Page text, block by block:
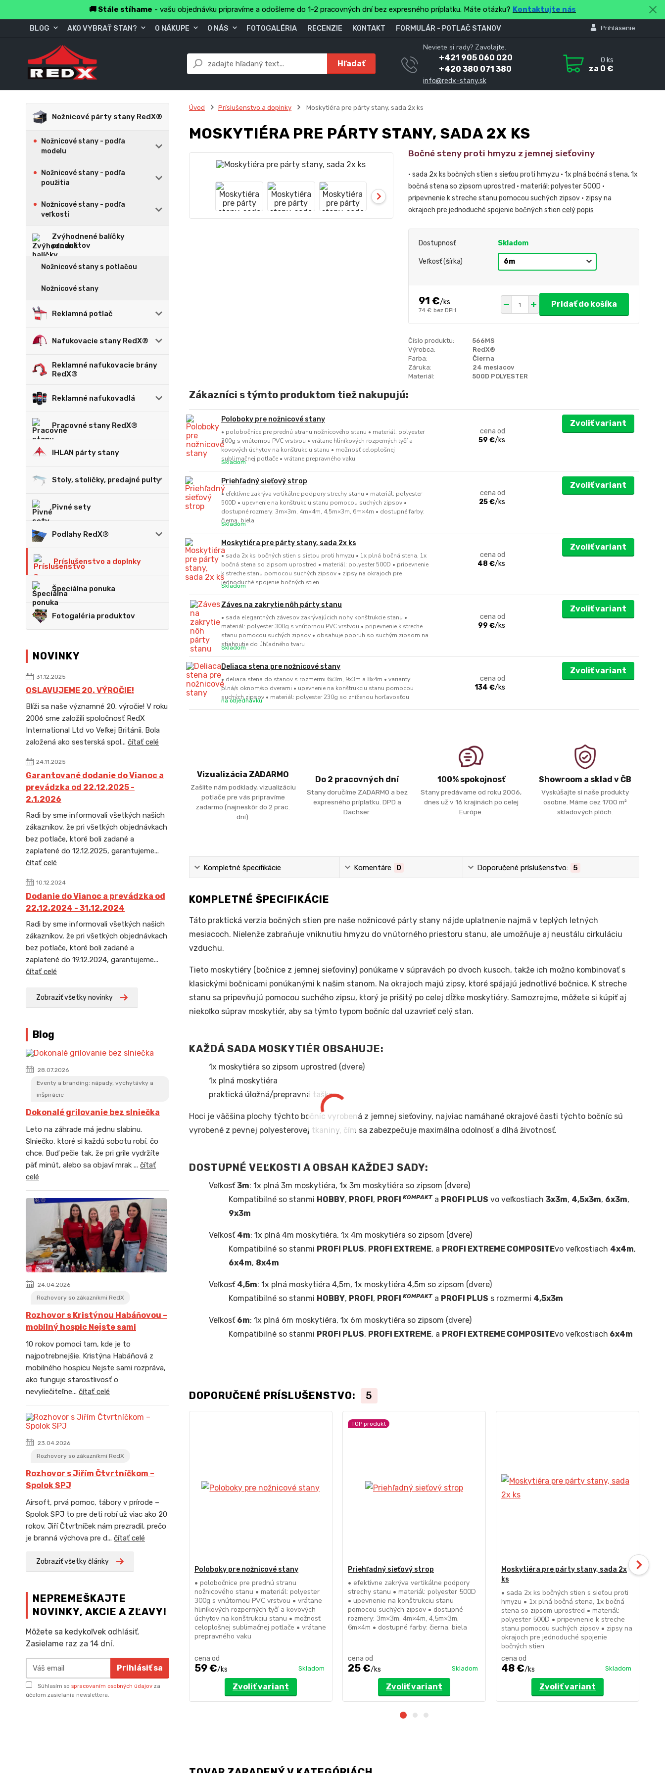
🚚 Stále stíhame - vašu objednávku pripravíme a odošleme do 1-2 pracovných dní bez expresného príplatku. Máte otázku? Kontaktujte nás
BLOG AKO VYBRAŤ STAN? O NÁKUPE O NÁS FOTOGALÉRIA RECENZIE KONTAKT FORMULÁR - POTLAČ STANOV Prihlásenie
Hľadať
Neviete si rady? Zavolajte.
+421 905 060 020
+420 380 071 380
info@redx-stany.sk
0 ks
za 0 €
Nožnicové párty stany RedX®
Nožnicové stany - podľa
modelu
Nožnicové stany - podľa
použitia
Nožnicové stany - podľa
veľkosti
Zvýhodnené balíčky
produktov
Nožnicové stany s potlačou
Nožnicové stany
Reklamná potlač
Nafukovacie stany RedX®
Reklamné nafukovacie brány
RedX®
Reklamné nafukovadlá
Pracovné stany RedX®
IHLAN párty stany
Stoly, stoličky, predajné pulty
Pivné sety
Podlahy RedX®
Príslušenstvo a doplnky
Špeciálna ponuka
Fotogaléria produktov
NOVINKY
31.12.2025
OSLAVUJEME 20. VÝROČIE!
Blíži sa naše významné 20. výročie! V roku
2006 sme založili spoločnosť RedX
International Ltd vo Veľkej Británii. Bola
založená ako sesterská spol... čítať celé
24.11.2025
Garantované dodanie do Vianoc a
prevádzka od 22.12.2025 -
2.1.2026
Radi by sme informovali všetkých našich
zákazníkov, že pri všetkých objednávkach
bez potlače, ktoré boli zadané a
zaplatené do 12.12.2025, garantujeme...
čítať celé
10.12.2024
Dodanie do Vianoc a prevádzka od
22.12.2024 - 31.12.2024
Radi by sme informovali všetkých našich
zákazníkov, že pri všetkých objednávkach
bez potlače, ktoré boli zadané a
zaplatené do 19.12.2024, garantujeme...
čítať celé
Zobraziť všetky novinky
Blog
28.07.2026
Eventy a branding: nápady, vychytávky a
inšpirácie
Dokonalé grilovanie bez slniečka
Leto na záhrade má jednu slabinu.
Slniečko, ktoré si každú sobotu robí, čo
chce. Buď pečie tak, že pri grile vydržíte
päť minút, alebo sa objaví mrak ... čítať
celé
24.04.2026
Rozhovory so zákazníkmi RedX
Rozhovor s Kristýnou Habáňovou –
mobilný hospic Nejste sami
10 rokov pomoci tam, kde je to
najpotrebnejšie. Kristýna Habáňová z
mobilného hospicu Nejste sami rozpráva,
ako funguje starostlivosť o
nevyliečiteľne... čítať celé
23.04.2026
Rozhovory so zákazníkmi RedX
Rozhovor s Jiřím Čtvrtníčkom –
Spolok SPJ
Airsoft, prvá pomoc, tábory v prírode –
Spolok SPJ to pre deti robí už viac ako 20
rokov. Jiří Čtvrtníček nám prezradil, prečo
je branná výchova pre d... čítať celé
Zobraziť všetky články
NEPREMEŠKAJTE
NOVINKY, AKCIE A ZĽAVY!
Môžete sa kedykoľvek odhlásiť.
Zasielame raz za 14 dní.
Prihlásiť sa
Súhlasím so spracovaním osobných údajov za
účelom zasielania newslettera.
Úvod Príslušenstvo a doplnky Moskytiéra pre párty stany, sada 2x ks
MOSKYTIÉRA PRE PÁRTY STANY, SADA 2X KS
Bočné steny proti hmyzu z jemnej sieťoviny
• sada 2x ks bočných stien s sieťou proti hmyzu • 1x plná bočná stena, 1x
bočná stena so zipsom uprostred • materiál: polyester 500D •
pripevnenie k streche stanu pomocou suchých zipsov • zipsy na
okrajoch pre jednoduché spojenie bočných stien celý popis
Dostupnosť Skladom
Veľkosť (šírka)
91 €/ks
74 € bez DPH
Pridať do košíka
Číslo produktu:
566MS
Výrobca:
RedX®
Farba:
Čierna
Záruka:
24 mesiacov
Materiál:
500D POLYESTER
Zákazníci s týmto produktom tiež nakupujú:
Poloboky pre nožnicové stany
• polobočnice pre prednú stranu nožnicového stanu • materiál: polyester
300g s vnútornou PVC vrstvou • vrátane hliníkových rozperných tyčí a
kovových úchytov na konštrukciu stanu • možnosť celoplošnej
sublimačnej potlače • vrátane prepravného vaku
cena od
59 €/ks
Skladom
Zvoliť variant
Priehľadný sieťový strop
• efektívne zakrýva vertikálne podpory strechy stanu • materiál: polyester
500D • upevnenie na konštrukciu stanu pomocou suchých zipsov •
dostupné rozmery: 3m×3m, 4m×4m, 4,5m×3m, 6m×4m • dostupné farby:
čierna, biela
cena od
25 €/ks
Skladom
Zvoliť variant
Moskytiéra pre párty stany, sada 2x ks
• sada 2x ks bočných stien s sieťou proti hmyzu • 1x plná bočná stena, 1x
bočná stena so zipsom uprostred • materiál: polyester 500D • pripevnenie
k streche stanu pomocou suchých zipsov • zipsy na okrajoch pre
jednoduché spojenie bočných stien
cena od
48 €/ks
Skladom
Zvoliť variant
Záves na zakrytie nôh párty stanu
• sada elegantných závesov zakrývajúcich nohy konštrukcie stanu •
materiál: polyester 300g s vnútornou PVC vrstvou • pripevnenie k streche
stanu pomocou suchých zipsov • obsahuje popruh so suchým zipsom na
stiahnutie do úhľadného tvaru
cena od
99 €/ks
Skladom
Zvoliť variant
Deliaca stena pre nožnicové stany
• deliaca stena do stanov s rozmermi 6x3m, 9x3m a 8x4m • varianty:
plná/s oknom/so dverami • upevnenie na konštrukciu stanu pomocou
suchých zipsov • materiál: polyester 230g so zníženou horľavosťou
cena od
134 €/ks
na objednávku
Zvoliť variant
Vizualizácia ZADARMO
Zašlite nám podklady, vizualizáciu
potlače pre vás pripravíme
zadarmo (najneskôr do 2 prac.
dní).
Do 2 pracovných dní
Stany doručíme ZADARMO a bez
expresného príplatku. DPD a
Dachser.
100% spokojnosť
Stany predávame od roku 2006,
dnes už v 16 krajinách po celej
Európe.
Showroom a sklad v ČB
Vyskúšajte si naše produkty
osobne. Máme cez 1700 m²
skladových plôch.
Kompletné špecifikácie Komentáre 0 Doporučené príslušenstvo: 5
KOMPLETNÉ ŠPECIFIKÁCIE
Táto praktická verzia bočných stien pre naše nožnicové párty stany nájde uplatnenie najmä v teplých letných
mesiacoch. Nielenže zabraňuje vniknutiu hmyzu do vnútorného priestoru stanu, ale umožňuje aj neustálu cirkuláciu
vzduchu.
Tieto moskytiéry (bočnice z jemnej sieťoviny) ponúkame v súpravách po dvoch kusoch, takže ich možno kombinovať s
klasickými bočnicami ponúkanými k našim stanom. Na okrajoch majú zipsy, ktoré spájajú jednotlivé bočnice. K streche
stanu sa pripevňujú pomocou suchého zipsu, ktorý je prišitý po celej dĺžke moskytiéry. Samozrejme, môžete si kúpiť aj
niekoľko súprav moskytiér, aby sa týmto typom bočníc dal uzavrieť celý stan.
KAŽDÁ SADA MOSKYTIÉR OBSAHUJE:
1x moskytiéra so zipsom uprostred (dvere)
1x plná moskytiéra
praktická úložná/prepravná taška
Hoci je väčšina plochy týchto bočníc vyrobená z jemnej sieťoviny, najviac namáhané okrajové časti týchto bočníc sú
vyrobené z pevnej polyesterovej tkaniny, čím sa zabezpečuje maximálna odolnosť a dlhá životnosť.
DOSTUPNÉ VEĽKOSTI A OBSAH KAŽDEJ SADY:
Veľkosť3m: 1x plná 3m moskytiéra, 1x 3m moskytiéra so zipsom (dvere)
Kompatibilné so stanmi HOBBY, PROFI, PROFI KOMPAKTa PROFI PLUS vo veľkostiach 3x3m, 4,5x3m, 6x3m,
9x3m
Veľkosť 4m: 1x plná 4m moskytiéra, 1x 4m moskytiéra so zipsom (dvere)
Kompatibilné so stanmi PROFI PLUS, PROFI EXTREME, a PROFI EXTREME COMPOSITEvo veľkostiach 4x4m,
6x4m, 8x4m
Veľkosť 4,5m: 1x plná moskytiéra 4,5m, 1x moskytiéra 4,5m so zipsom (dvere)
Kompatibilné so stanmi HOBBY, PROFI, PROFI KOMPAKTa PROFI PLUS s rozmermi 4,5x3m
Veľkosť 6m: 1x plná 6m moskytiéra, 1x 6m moskytiéra so zipsom (dvere)
Kompatibilné so stanmi PROFI PLUS, PROFI EXTREME, a PROFI EXTREME COMPOSITEvo veľkostiach 6x4m
DOPORUČENÉ PRÍSLUŠENSTVO: 5
Poloboky pre nožnicové stany
• polobočnice pre prednú stranu
nožnicového stanu • materiál: polyester
300g s vnútornou PVC vrstvou • vrátane
hliníkových rozperných tyčí a kovových
úchytov na konštrukciu stanu • možnosť
celoplošnej sublimačnej potlače • vrátane
prepravného vaku
cena od
59 €/ks Skladom
Zvoliť variant
TOP produkt
Priehľadný sieťový strop
• efektívne zakrýva vertikálne podpory
strechy stanu • materiál: polyester 500D
• upevnenie na konštrukciu stanu
pomocou suchých zipsov • dostupné
rozmery: 3m×3m, 4m×4m, 4,5m×3m,
6m×4m • dostupné farby: čierna, biela
cena od
25 €/ks Skladom
Zvoliť variant
Moskytiéra pre párty stany, sada 2x
ks
• sada 2x ks bočných stien s sieťou proti
hmyzu • 1x plná bočná stena, 1x bočná
stena so zipsom uprostred • materiál:
polyester 500D • pripevnenie k streche
stanu pomocou suchých zipsov • zipsy na
okrajoch pre jednoduché spojenie
bočných stien
cena od
48 €/ks Skladom
Zvoliť variant